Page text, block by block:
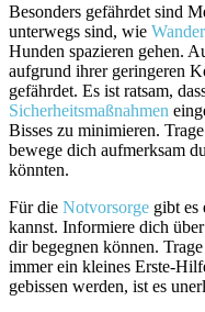
Besonders ⁤gefährdet​ sind
unterwegs sind, wie
Hunden spazieren​ gehen.
aufgrund ihrer geringeren​
gefährdet. Es ist ratsam,
Sicherheitsmaßnahmen
Bisses zu minimieren.⁣
bewege dich aufmerksam
könnten.
Für die Notvorsorge gibt ⁣es
kannst. Informiere ​dich
dir begegnen können.
immer ⁢ein kleines Erste-
gebissen werden, ist​ es